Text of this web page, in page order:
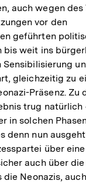
auch wegen des
vor den
geführten
bis weit ins
gleichzeitig zu
Präsenz. Zu
trug natürlich
in solchen
denn nun
über
auch über
Neonazis,